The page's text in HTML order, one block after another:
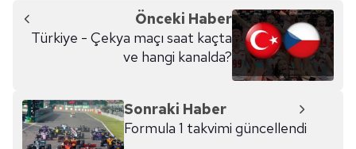
Önceki Haber
Türkiye - Çekya maçı saat kaçta
ve hangi kanalda?
Sonraki Haber
Formula 1 takvimi güncellendi